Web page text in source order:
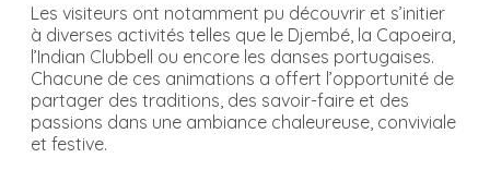
Les visiteurs ont notamment pu découvrir et s’initier
à diverses activités telles que le Djembé, la Capoeira,
l’Indian Clubbell ou encore les danses portugaises.
Chacune de ces animations a offert l’opportunité de
partager des traditions, des savoir-faire et des
passions dans une ambiance chaleureuse, conviviale
et festive.